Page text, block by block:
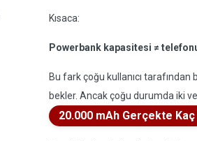
Kısaca:
Powerbank kapasitesi ≠
Bu fark çoğu kullanıcı
bekler. Ancak çoğu durumda iki
20.000 mAh Gerçekte Kaç